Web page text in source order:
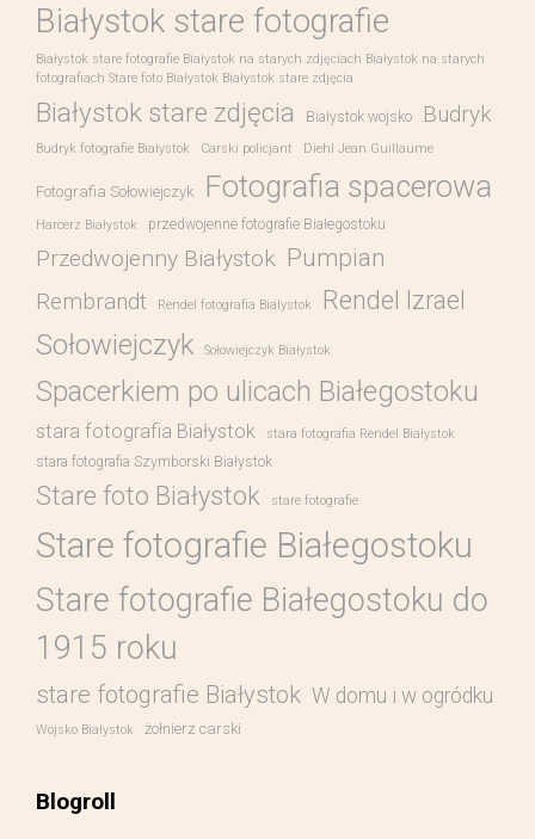
Białystok stare fotografie
Białystok stare fotografie Białystok na starych zdjęciach Białystok na starych
fotografiach Stare foto Białystok Białystok stare zdjęcia
Białystok stare zdjęcia Białystok wojsko Budryk
Budryk fotografie Białystok Carski policjant Diehl Jean Guillaume
Fotografia Sołowiejczyk Fotografia spacerowa
Harcerz Białystok przedwojenne fotografie Białegostoku
Przedwojenny Białystok Pumpian
Rembrandt Rendel fotografia Bialystok Rendel Izrael
Sołowiejczyk Sołowiejczyk Białystok
Spacerkiem po ulicach Białegostoku
stara fotografia Białystok stara fotografia Rendel Białystok
stara fotografia Szymborski Białystok
Stare foto Białystok stare fotografie
Stare fotografie Białegostoku
Stare fotografie Białegostoku do
1915 roku
stare fotografie Białystok W domu i w ogródku
Wojsko Białystok żołnierz carski
Blogroll